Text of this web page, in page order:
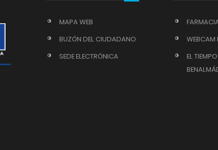
MAPA WEB
BUZÓN DEL CIUDADANO
SEDE ELECTRÓNICA
WEBCAM
EL